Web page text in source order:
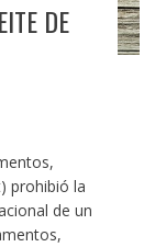
DE
prohibió la
de un